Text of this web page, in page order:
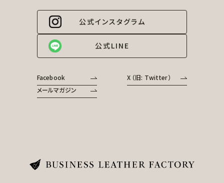
公式インスタグラム
公式LINE
Facebook
X （旧: Twitter）
メールマガジン